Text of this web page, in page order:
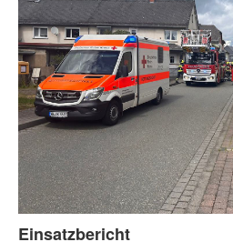
Einsatzbericht